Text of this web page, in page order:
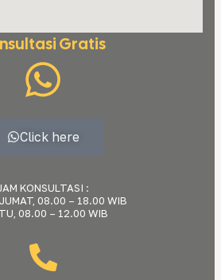
Gratis
Click here
KONSULTASI :
08.00 – 18.00 WIB
08.00 – 12.00 WIB